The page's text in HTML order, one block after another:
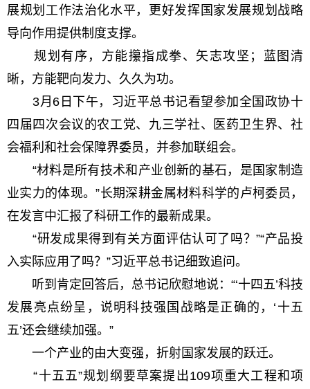
展规划工作法治化水平，更好发挥国家发展规划战略
导向作用提供制度支撑。
规划有序，方能攥指成拳、矢志攻坚；蓝图清
晰，方能靶向发力、久久为功。
3月6日下午，习近平总书记看望参加全国政协十
四届四次会议的农工党、九三学社、医药卫生界、社
会福利和社会保障界委员，并参加联组会。
“材料是所有技术和产业创新的基石，是国家制造
业实力的体现。”长期深耕金属材料科学的卢柯委员，
在发言中汇报了科研工作的最新成果。
“研发成果得到有关方面评估认可了吗？”“产品投
入实际应用了吗？”习近平总书记细致追问。
听到肯定回答后，总书记欣慰地说：“‘十四五’科技
发展亮点纷呈，说明科技强国战略是正确的，‘十五
五’还会继续加强。”
一个产业的由大变强，折射国家发展的跃迁。
“十五五”规划纲要草案提出109项重大工程和项